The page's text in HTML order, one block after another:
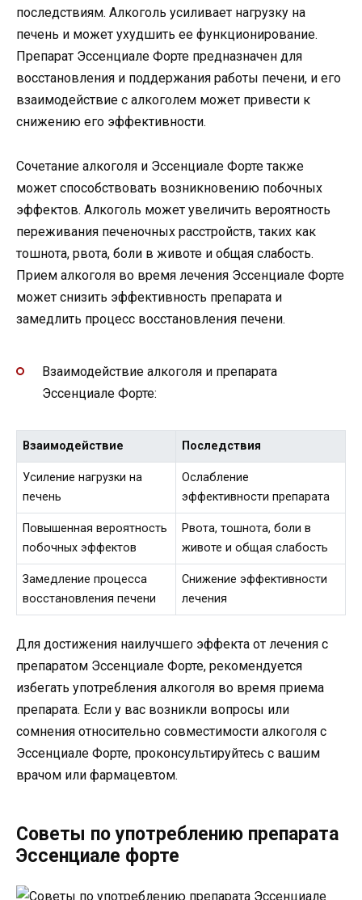
последствиям. Алкоголь усиливает нагрузку на
печень и может ухудшить ее функционирование.
Препарат Эссенциале Форте предназначен для
восстановления и поддержания работы печени, и его
взаимодействие с алкоголем может привести к
снижению его эффективности.
Сочетание алкоголя и Эссенциале Форте также
может способствовать возникновению побочных
эффектов. Алкоголь может увеличить вероятность
переживания печеночных расстройств, таких как
тошнота, рвота, боли в животе и общая слабость.
Прием алкоголя во время лечения Эссенциале Форте
может снизить эффективность препарата и
замедлить процесс восстановления печени.
Взаимодействие алкоголя и препарата
Эссенциале Форте:
Взаимодействие Последствия
Усиление нагрузки на
печень
Ослабление
эффективности препарата
Повышенная вероятность
побочных эффектов
Рвота, тошнота, боли в
животе и общая слабость
Замедление процесса
восстановления печени
Снижение эффективности
лечения
Для достижения наилучшего эффекта от лечения с
препаратом Эссенциале Форте, рекомендуется
избегать употребления алкоголя во время приема
препарата. Если у вас возникли вопросы или
сомнения относительно совместимости алкоголя с
Эссенциале Форте, проконсультируйтесь с вашим
врачом или фармацевтом.
Советы по употреблению препарата
Эссенциале форте